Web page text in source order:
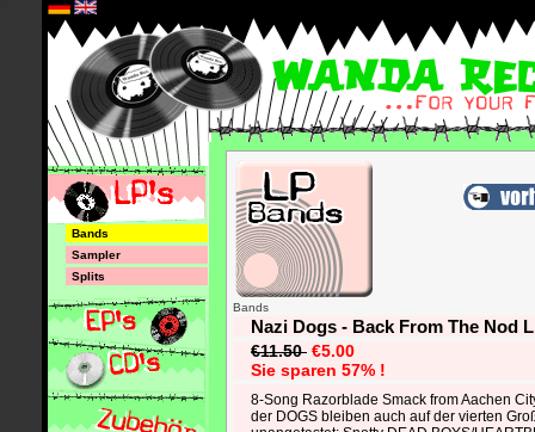
Bands
Sampler
Splits
Bands
Nazi Dogs - Back From The Nod
€11.50 €5.00
Sie sparen 57% !
8-Song Razorblade Smack from Aachen
der DOGS bleiben auch auf der vierten